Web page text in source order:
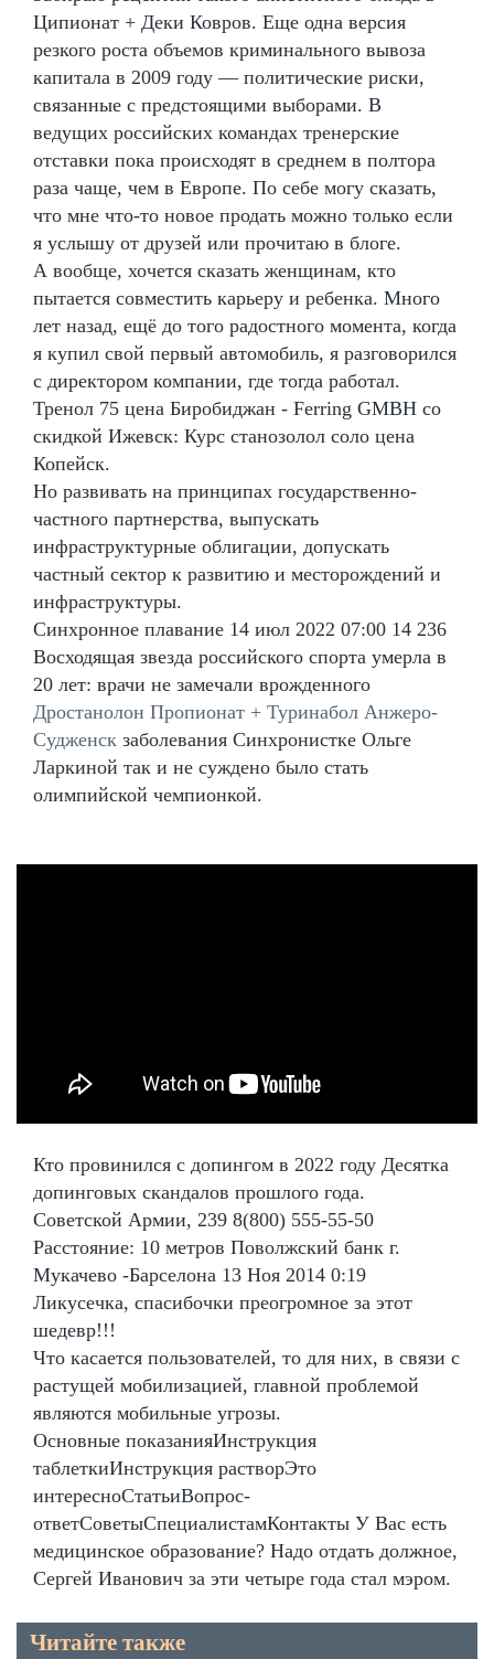
Ципионат + Деки Ковров. Еще одна версия
резкого роста объемов криминального вывоза
капитала в 2009 году — политические риски,
связанные с предстоящими выборами. В
ведущих российских командах тренерские
отставки пока происходят в среднем в полтора
раза чаще, чем в Европе. По себе могу сказать,
что мне что-то новое продать можно только если
я услышу от друзей или прочитаю в блоге.
А вообще, хочется сказать женщинам, кто
пытается совместить карьеру и ребенка. Много
лет назад, ещё до того радостного момента, когда
я купил свой первый автомобиль, я разговорился
с директором компании, где тогда работал.
Тренол 75 цена Биробиджан - Ferring GMBH со
скидкой Ижевск: Курс станозолол соло цена
Копейск.
Но развивать на принципах государственно-
частного партнерства, выпускать
инфраструктурные облигации, допускать
частный сектор к развитию и месторождений и
инфраструктуры.
Синхронное плавание 14 июл 2022 07:00 14 236
Восходящая звезда российского спорта умерла в
20 лет: врачи не замечали врожденного
Дростанолон Пропионат + Туринабол Анжеро-
Судженск заболевания Синхронистке Ольге
Ларкиной так и не суждено было стать
олимпийской чемпионкой.
Кто провинился с допингом в 2022 году Десятка
допинговых скандалов прошлого года.
Советской Армии, 239 8(800) 555-55-50
Расстояние: 10 метров Поволжский банк г.
Мукачево -Барселона 13 Ноя 2014 0:19
Ликусечка, спасибочки преогромное за этот
шедевр!!!
Что касается пользователей, то для них, в связи с
растущей мобилизацией, главной проблемой
являются мобильные угрозы.
Основные показанияИнструкция
таблеткиИнструкция растворЭто
интересноСтатьиВопрос-
ответСоветыСпециалистамКонтакты У Вас есть
медицинское образование? Надо отдать должное,
Сергей Иванович за эти четыре года стал мэром.
Читайте также